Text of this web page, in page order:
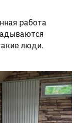
работа
люди.